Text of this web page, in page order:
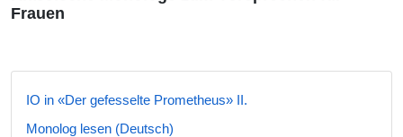
Frauen
IO in «Der gefesselte Prometheus» II.
Monolog lesen (Deutsch)